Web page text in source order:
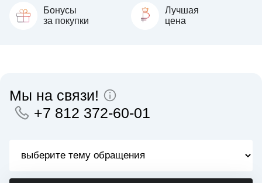
Бонусы
за покупки
Лучшая
цена
Мы на связи!
+7 812 372-60-01